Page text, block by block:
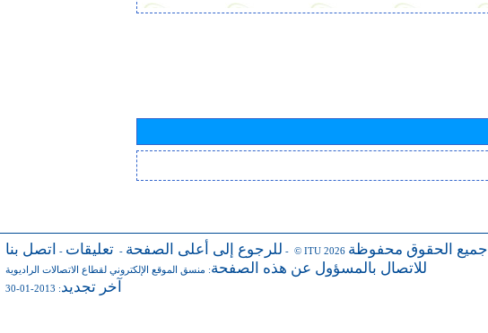
للرجوع إلى أعلى الصفحة - تعليقات - اتصل بنا - © ITU 2026 جميع الحقوق محفوظة
للاتصال بالمسؤول عن هذه الصفحة: منسق الموقع الإلكتروني لقطاع الاتصالات الراديوية
آخر تجديد: 2013-01-30